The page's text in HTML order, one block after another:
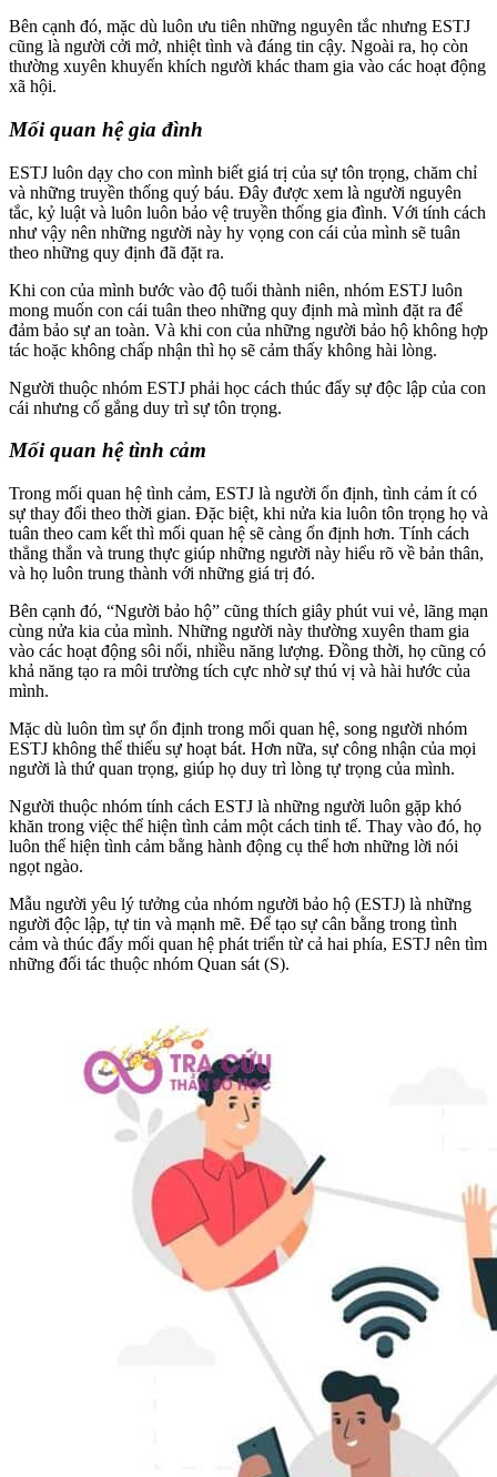
Bên cạnh đó, mặc dù luôn ưu tiên những nguyên tắc nhưng ESTJ
cũng là người cởi mở, nhiệt tình và đáng tin cậy. Ngoài ra, họ còn
thường xuyên khuyến khích người khác tham gia vào các hoạt động
xã hội.
Mối quan hệ gia đình
ESTJ luôn dạy cho con mình biết giá trị của sự tôn trọng, chăm chỉ
và những truyền thống quý báu. Đây được xem là người nguyên
tắc, kỷ luật và luôn luôn bảo vệ truyền thống gia đình. Với tính cách
như vậy nên những người này hy vọng con cái của mình sẽ tuân
theo những quy định đã đặt ra.
Khi con của mình bước vào độ tuổi thành niên, nhóm ESTJ luôn
mong muốn con cái tuân theo những quy định mà mình đặt ra để
đảm bảo sự an toàn. Và khi con của những người bảo hộ không hợp
tác hoặc không chấp nhận thì họ sẽ cảm thấy không hài lòng.
Người thuộc nhóm ESTJ phải học cách thúc đẩy sự độc lập của con
cái nhưng cố gắng duy trì sự tôn trọng.
Mối quan hệ tình cảm
Trong mối quan hệ tình cảm, ESTJ là người ổn định, tình cảm ít có
sự thay đổi theo thời gian. Đặc biệt, khi nửa kia luôn tôn trọng họ và
tuân theo cam kết thì mối quan hệ sẽ càng ổn định hơn. Tính cách
thẳng thắn và trung thực giúp những người này hiểu rõ về bản thân,
và họ luôn trung thành với những giá trị đó.
Bên cạnh đó, “Người bảo hộ” cũng thích giây phút vui vẻ, lãng mạn
cùng nửa kia của mình. Những người này thường xuyên tham gia
vào các hoạt động sôi nổi, nhiều năng lượng. Đồng thời, họ cũng có
khả năng tạo ra môi trường tích cực nhờ sự thú vị và hài hước của
mình.
Mặc dù luôn tìm sự ổn định trong mối quan hệ, song người nhóm
ESTJ không thể thiếu sự hoạt bát. Hơn nữa, sự công nhận của mọi
người là thứ quan trọng, giúp họ duy trì lòng tự trọng của mình.
Người thuộc nhóm tính cách ESTJ là những người luôn gặp khó
khăn trong việc thể hiện tình cảm một cách tinh tế. Thay vào đó, họ
luôn thể hiện tình cảm bằng hành động cụ thể hơn những lời nói
ngọt ngào.
Mẫu người yêu lý tưởng của nhóm người bảo hộ (ESTJ) là những
người độc lập, tự tin và mạnh mẽ. Để tạo sự cân bằng trong tình
cảm và thúc đẩy mối quan hệ phát triển từ cả hai phía, ESTJ nên tìm
những đối tác thuộc nhóm Quan sát (S).